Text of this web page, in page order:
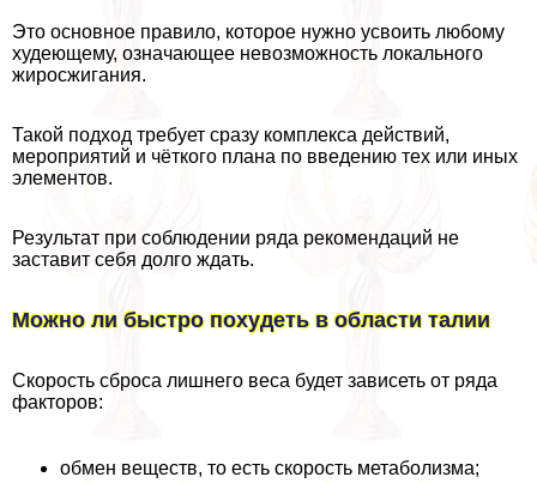
Это основное правило, которое нужно усвоить любому
худеющему, означающее невозможность локального
жиросжигания.
Такой подход требует сразу комплекса действий,
мероприятий и чёткого плана по введению тех или иных
элементов.
Результат при соблюдении ряда рекомендаций не
заставит себя долго ждать.
Можно ли быстро похудеть в области талии
Скорость сброса лишнего веса будет зависеть от ряда
факторов:
обмен веществ, то есть скорость метаболизма;